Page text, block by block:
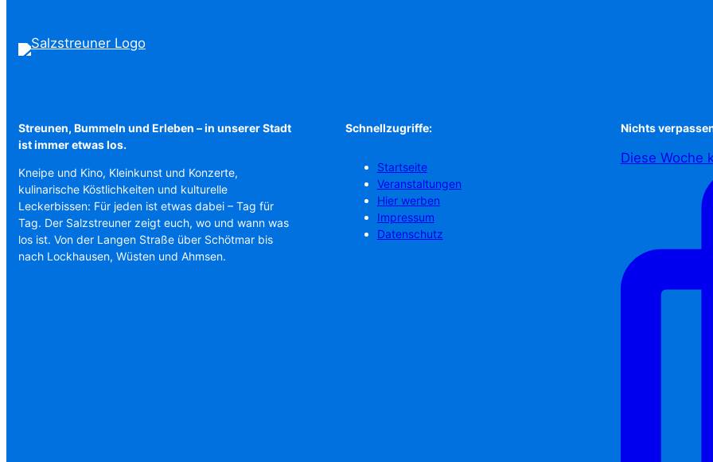
Streunen, Bummeln und Erleben – in unserer Stadt
ist immer etwas los.
Kneipe und Kino, Kleinkunst und Konzerte,
kulinarische Köstlichkeiten und kulturelle
Leckerbissen: Für jeden ist etwas dabei – Tag für
Tag. Der Salzstreuner zeigt euch, wo und wann was
los ist. Von der Langen Straße über Schötmar bis
nach Lockhausen, Wüsten und Ahmsen.
Schnellzugriffe:
Startseite
Veranstaltungen
Hier werben
Impressum
Datenschutz
Nichts
Diese Woche